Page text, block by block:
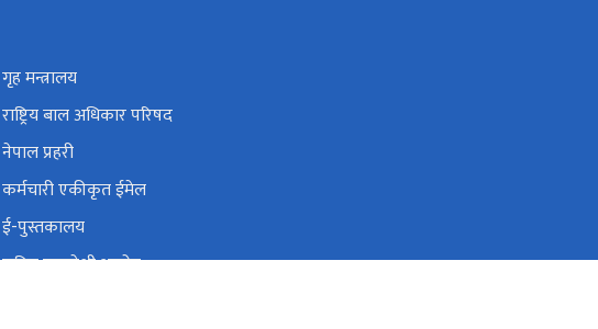
गृह मन्त्रालय
राष्ट्रिय बाल अधिकार परिषद
नेपाल प्रहरी
कर्मचारी एकीकृत ईमेल
ई-पुस्तकालय
राष्ट्रिय समावेशी आयोग